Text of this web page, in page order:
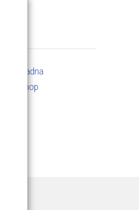
Poradna
E-shop